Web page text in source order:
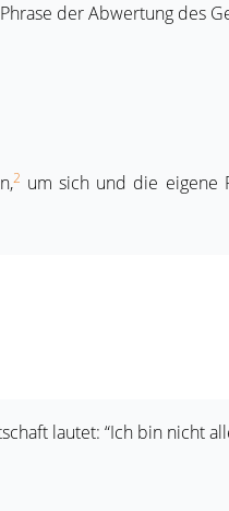
der Abwertung des
2 um sich und die eigene
lautet: “Ich bin nicht